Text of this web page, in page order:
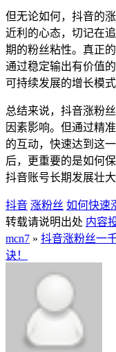
但无论如何，抖音的
近利的心态，切记在
期的粉丝粘性。真正
通过稳定输出有价值
可持续发展的增长模式
总结来说，抖音涨粉
因素影响。但通过精
的互动，快速达到这
后，更重要的是如何
抖音账号长期发展壮大
抖音 涨粉丝 如何快速
转载请说明出处 内容
mcn7 » 抖音涨粉丝一
诀！